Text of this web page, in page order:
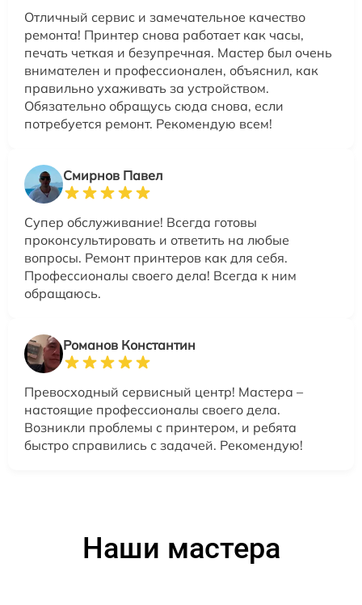
Отличный сервис и замечательное качество
ремонта! Принтер снова работает как часы,
печать четкая и безупречная. Мастер был очень
внимателен и профессионален, объяснил, как
правильно ухаживать за устройством.
Обязательно обращусь сюда снова, если
потребуется ремонт. Рекомендую всем!
Смирнов Павел
Супер обслуживание! Всегда готовы
проконсультировать и ответить на любые
вопросы. Ремонт принтеров как для себя.
Профессионалы своего дела! Всегда к ним
обращаюсь.
Романов Константин
Превосходный сервисный центр! Мастера –
настоящие профессионалы своего дела.
Возникли проблемы с принтером, и ребята
быстро справились с задачей. Рекомендую!
Наши мастера